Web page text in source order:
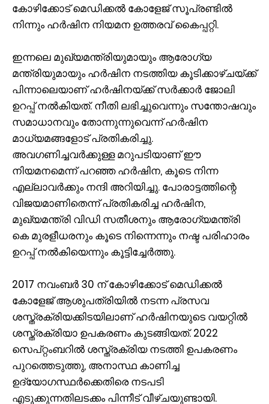
കോഴിക്കോട് മെഡിക്കൽ കോളേജ് സൂപ്രണ്ടിൽ
നിന്നും ഹർഷിന നിയമന ഉത്തരവ് കൈപ്പറ്റി.
ഇന്നലെ മുഖ്യമന്ത്രിയുമായും ആരോഗ്യ
മന്ത്രിയുമായും ഹർഷിന നടത്തിയ കൂടിക്കാഴ്ചയ്ക്ക്
പിന്നാലെയാണ് ഹർഷിനയ്ക്ക് സർക്കാർ ജോലി
ഉറപ്പ് നൽകിയത്. നീതി ലഭിച്ചുവെന്നും സന്തോഷവും
സമാധാനവും തോന്നുന്നുവെന്ന് ഹർഷിന
മാധ്യമങ്ങളോട് പ്രതികരിച്ചു.
അവഗണിച്ചവർക്കുള്ള മറുപടിയാണ് ഈ
നിയമനമെന്ന് പറഞ്ഞ ഹര്‍ഷിന, കൂടെ നിന്ന
എല്ലാവർക്കും നന്ദി അറിയിച്ചു. പോരാട്ടത്തിന്റെ
വിജയമാണിതെന്ന് പ്രതികരിച്ച ഹര്‍ഷിന,
മുഖ്യമന്ത്രി വിഡി സതീശനും ആരോഗ്യമന്ത്രി
കെ മുരളീധരനും കൂടെ നിന്നെന്നും നഷ്ട പരിഹാരം
ഉറപ്പ് നൽകിയെന്നും കൂട്ടിച്ചേര്‍ത്തു.
2017 നവംബര്‍ 30 ന് കോഴിക്കോട് മെഡിക്കല്‍
കോളേജ് ആശുപത്രിയില്‍ നടന്ന പ്രസവ
ശസ്ത്രക്രിയക്കിടയിലാണ് ഹര്‍ഷിനയുടെ വയറ്റില്‍
ശസ്ത്രക്രിയാ ഉപകരണം കുടങ്ങിയത്. 2022
സെപ്റ്റംബറില്‍ ശസ്ത്രക്രിയ നടത്തി ഉപകരണം
പുറത്തെടുത്തു, അനാസ്ഥ കാണിച്ച
ഉദ്യോഗസ്ഥർക്കെതിരെ നടപടി
എടുക്കുന്നതിലടക്കം പിന്നീട് വീഴ്ചയുണ്ടായി.